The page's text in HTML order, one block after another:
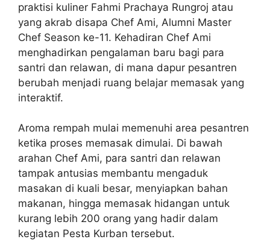
praktisi kuliner Fahmi Prachaya Rungroj atau
yang akrab disapa Chef Ami, Alumni Master
Chef Season ke-11. Kehadiran Chef Ami
menghadirkan pengalaman baru bagi para
santri dan relawan, di mana dapur pesantren
berubah menjadi ruang belajar memasak yang
interaktif.
Aroma rempah mulai memenuhi area pesantren
ketika proses memasak dimulai. Di bawah
arahan Chef Ami, para santri dan relawan
tampak antusias membantu mengaduk
masakan di kuali besar, menyiapkan bahan
makanan, hingga memasak hidangan untuk
kurang lebih 200 orang yang hadir dalam
kegiatan Pesta Kurban tersebut.